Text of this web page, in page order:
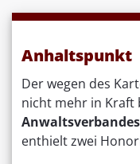
Anhaltspunkt
Der wegen des
nicht mehr in Kraft
Anwaltsverbandes
enthielt zwei